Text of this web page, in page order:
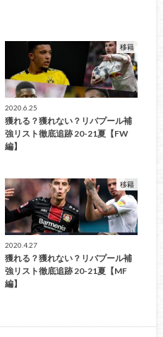
移籍
2020.6.25
獲れる？獲れない？リバプール補
強リスト徹底追跡 20-21夏【FW
編】
移籍
2020.4.27
獲れる？獲れない？リバプール補
強リスト徹底追跡 20-21夏【MF
編】